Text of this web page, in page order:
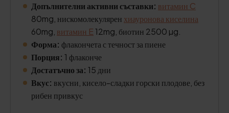
Допълнителни активни съставки: витамин C
80mg, нискомолекулярен хиауронова киселина
60mg, витамин E12mg, биотин 2500 µg.
Форма: флакончета с течност за пиене
Порция: 1 флаконче
Достатъчно за: 15 дни
Вкус: вкусни, кисело-сладки горски плодове, без
рибен привкус